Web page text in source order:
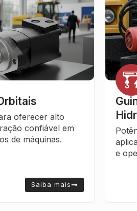
e
para
resgate, transporte
Saiba mais
com